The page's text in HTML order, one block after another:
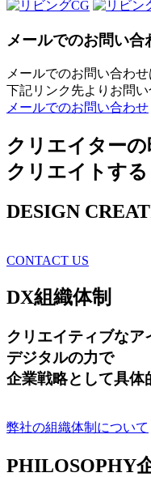
メールでのお問い合
メールでのお問い合わせ
下記リンク先よりお問い
メールでのお問い合わせ
クリエイター
クリエイトする
DESIGN
CONTACT US
DX組織体制
クリエイティブなア
デジタルの力で
企業戦略として具体
弊社の組織体制について
PHILOSOPHY